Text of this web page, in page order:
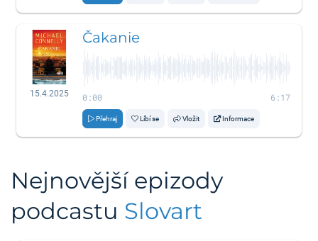
15.4.2025
Čakanie
0:00 6:17
Přehraj Líbí se Vložit Informace
Nejnovější epizody
podcastu Slovart